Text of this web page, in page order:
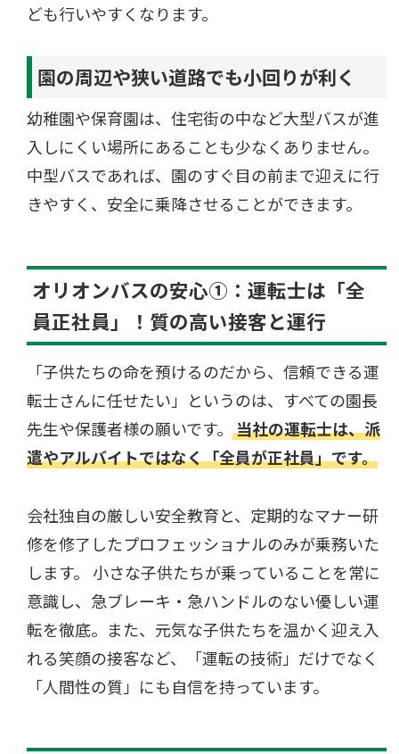
ども行いやすくなります。
園の周辺や狭い道路でも小回りが利く
幼稚園や保育園は、住宅街の中など大型バスが進
入しにくい場所にあることも少なくありません。
中型バスであれば、園のすぐ目の前まで迎えに行
きやすく、安全に乗降させることができます。
オリオンバスの安心①：運転士は「全
員正社員」！質の高い接客と運行
「子供たちの命を預けるのだから、信頼できる運
転士さんに任せたい」というのは、すべての園長
先生や保護者様の願いです。当社の運転士は、派
遣やアルバイトではなく「全員が正社員」です。
会社独自の厳しい安全教育と、定期的なマナー研
修を修了したプロフェッショナルのみが乗務いた
します。 小さな子供たちが乗っていることを常に
意識し、急ブレーキ・急ハンドルのない優しい運
転を徹底。また、元気な子供たちを温かく迎え入
れる笑顔の接客など、「運転の技術」だけでなく
「人間性の質」にも自信を持っています。